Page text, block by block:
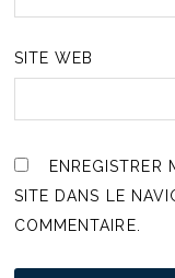
SITE WEB
SITE DANS LE
COMMENTAIRE.